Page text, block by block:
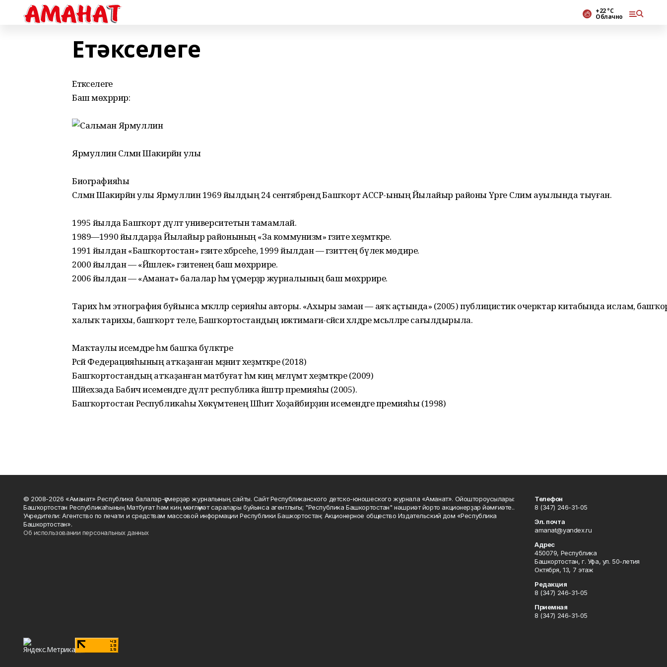
+22 °С
Облачно
Етәкселеге
Етәкселеге
Баш мөхәррир:
Ярмуллин Сәлмән Шакирйән улы
Биографияһы
Сәлмән Шакирйән улы Ярмуллин 1969 йылдың 24 сентябрендә Башҡорт АССР-ының Йылайыр районы Үрге Сәлим ауылында тыуған.
1995 йылда Башҡорт дәүләт университетын тамамлай.
1989—1990 йылдарҙа Йылайыр районының «За коммунизм» гәзите хеҙмәткәре.
1991 йылдан «Башҡортостан» гәзите хәбәрсеһе, 1999 йылдан — гәзиттең бүлек мөдире.
2000 йылдан — «Йәшлек» гәзитенең баш мөхәррире.
2006 йылдан — «Аманат» балалар һәм үҫмерҙәр журналының баш мөхәррире.
Тарих һәм этнография буйынса мәҡәләләр серияһы авторы. «Ахыры заман — аяҡ аҫтында» (2005) публицистик очерктар китабында ислам,
халыҡ тарихы, башҡорт теле, Башҡортостандың ижтимағи-сәйәси хәлдәре мәсьәләләре сағылдырыла.
Маҡтаулы исемдәре һәм башҡа бүләктәре
Рәсәй Федерацияһының атҡаҙанған мәҙәниәт хеҙмәткәре (2018)
Башҡортостандың атҡаҙанған матбуғат һәм киң мәғлүмәт хеҙмәткәре (2009)
Шәйехзада Бабич исемендәге дәүләт республика йәштәр премияһы (2005).
Башҡортостан Республикаһы Хөкүмәтенең Шәһит Хоҙайбирҙин исемендәге премияһы (1998)
© 2008-2026 «Аманат» Республика балалар-үҫмерҙәр журналының сайты. Сайт Республиканского детско-юношеского журнала «Аманат». Ойоштороусылары:
Башҡортостан Республикаһының Матбуғат һәм киң мәғлүмәт саралары буйынса агентлығы; "Республика Башкортостан" нәшриәт йорто акционерҙар йәмғиәте..
Учредители: Агентство по печати и средствам массовой информации Республики Башкортостан; Акционерное общество Издательский дом «Республика
Башкортостан».
Об использовании персональных данных
Телефон
8 (347) 246-31-05
Эл. почта
amanat@yandex.ru
Адрес
450079, Республика
Башкортостан, г. Уфа, ул. 50-летия
Октября, 13, 7 этаж
Редакция
8 (347) 246-31-05
Приемная
8 (347) 246-31-05